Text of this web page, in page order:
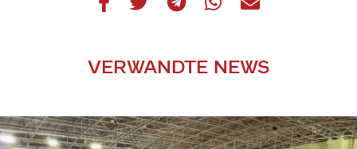
VERWANDTE NEWS